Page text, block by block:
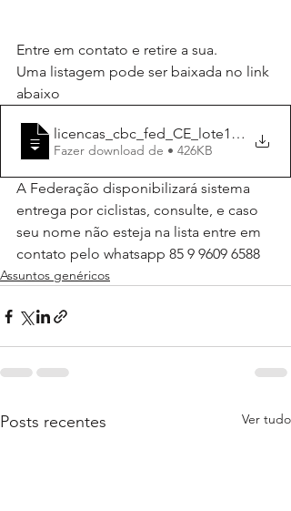
Entre em contato e retire a sua.
Uma listagem pode ser baixada no link
abaixo
Fazer download de • 426KB
A Federação disponibilizará sistema
entrega por ciclistas, consulte, e caso
seu nome não esteja na lista entre em
contato pelo whatsapp 85 9 9609 6588
Assuntos genéricos
Posts recentes Ver tudo